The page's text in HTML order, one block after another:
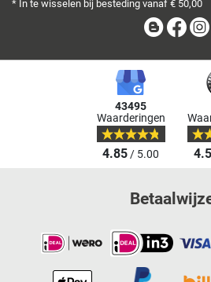
* In te wisselen bij besteding vanaf € 50,00
Blog
43495
Waarderingen
4.85/ 5.00